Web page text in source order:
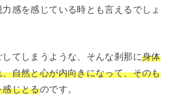
感を感じている時とも言えるでしょ
てしまうような、そんな刹那に身体
自然と心が内向きになって、そのも
じとるのです。